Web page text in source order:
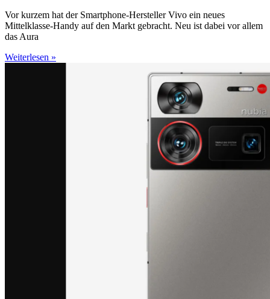
Vor kurzem hat der Smartphone-Hersteller Vivo ein neues
Mittelklasse-Handy auf den Markt gebracht. Neu ist dabei vor allem
das Aura
Weiterlesen »